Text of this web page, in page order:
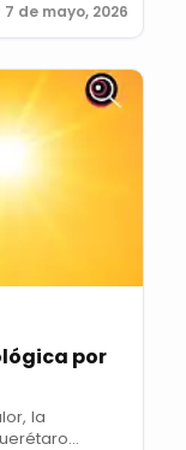
7 de mayo, 2026
por
la